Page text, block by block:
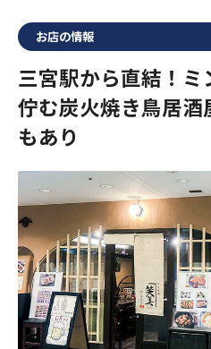
お店の情報
三宮駅から直結！
佇む炭火焼き鳥居酒
もあり